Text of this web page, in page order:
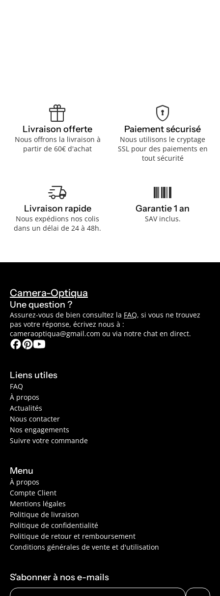
featured_seasonal_and_gifts
Livraison offerte
Nous offrons la livraison à
partir de 60€ d'achat
encrypted
Paiement sécurisé
Nous utilisons le cryptage
SSL pour des paiements en
tout sécurité
delivery_truck_speed
Livraison rapide
Nous expédions nos colis
dans un délai de 24 à 48h.
barcode
Garantie 1 an
SAV inclus.
Camera-Optiqua
Une question ?
Assurez-vous de bien consultez la FAQ, si vous ne trouvez
pas votre réponse, écrivez nous à :
cameraoptiqua@gmail.com ou via notre chat en direct.
Liens utiles
FAQ
À propos
Actualités
Nous contacter
Nos engagements
Suivre votre commande
Menu
À propos
Compte Client
Mentions légales
Politique de livraison
Politique de confidentialité
Politique de retour et remboursement
Conditions générales de vente et d'utilisation
S'abonner à nos e-mails